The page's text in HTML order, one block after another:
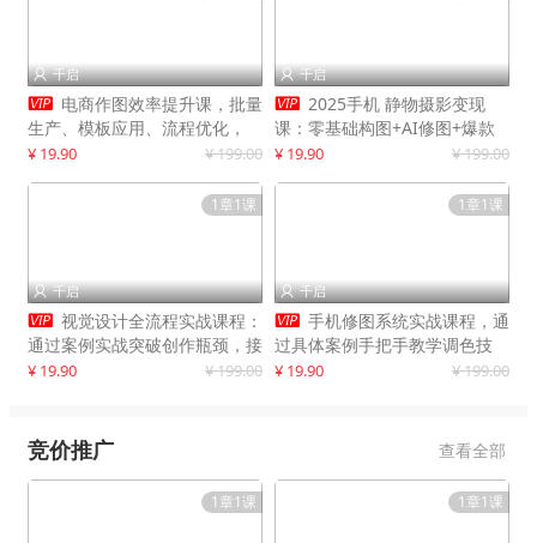
 千启
 电商作图效率提升课，批量
生产、模板应用、流程优化，
20+细分品类实操案例，月赚3
¥ 19.90 ¥ 199.00
 千启
 2025手机 静物摄影变现
课：零基础构图+AI修图+爆款
创作
¥ 19.90 ¥ 199.00
1章1课
 千启
 视觉设计全流程实战课程：
通过案例实战突破创作瓶颈，接
单月入20000+
¥ 19.90 ¥ 199.00
1章1课
 千启
 手机修图系统实战课程，通
过具体案例手把手教学调色技
巧，实现副业变现
¥ 19.90 ¥ 199.00
竞价推广 查看全部
1章1课 1章1课